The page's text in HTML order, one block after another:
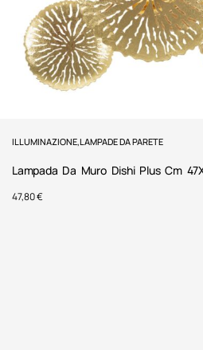
ILLUMINAZIONE,LAMPADE DA PARETE
Lampada Da Muro Dishi Plus Cm
47,80€